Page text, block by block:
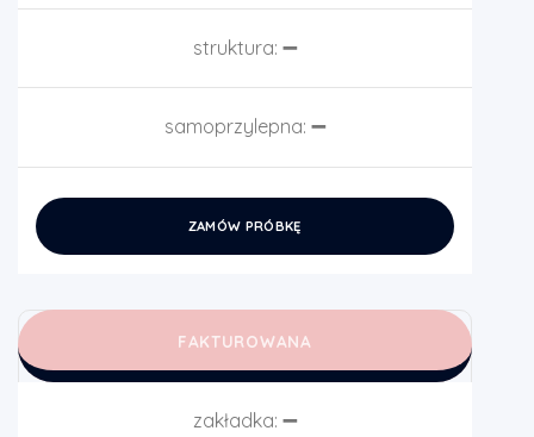
struktura: ➖
samoprzylepna: ➖
ZAMÓW PRÓBKĘ
FAKTUROWANA
zakładka: ➖